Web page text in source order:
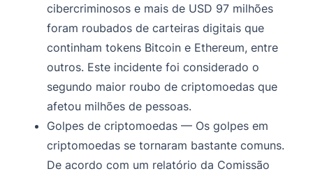
cibercriminosos e mais de USD 97 milhões
foram roubados de carteiras digitais que
continham tokens Bitcoin e Ethereum, entre
outros. Este incidente foi considerado o
segundo maior roubo de criptomoedas que
afetou milhões de pessoas.
Golpes de criptomoedas — Os golpes em
criptomoedas se tornaram bastante comuns.
De acordo com um relatório da Comissão